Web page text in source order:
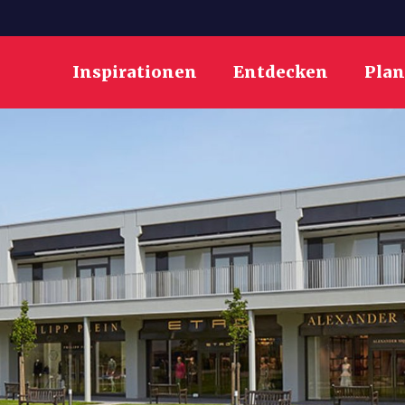
Inspirationen Entdecken